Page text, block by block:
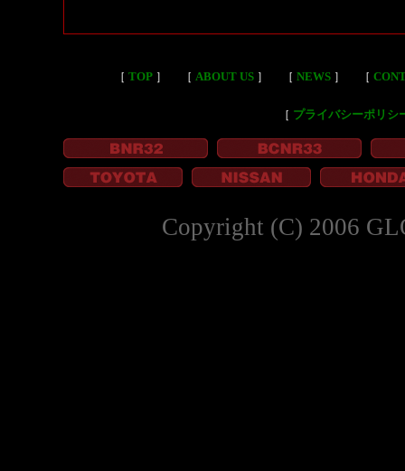
［ TOP］ ［ ABOUT US］ ［ NEWS］ ［
［ プライバシーポリシ
Copyright (C) 2006